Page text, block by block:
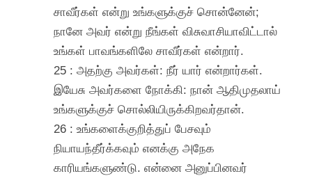
சாவீர்கள் என்று உங்களுக்குச் சொன்னேன்;
நானே அவர் என்று நீங்கள் விசுவாசியாவிட்டால்
உங்கள் பாவங்களிலே சாவீர்கள் என்றார்.
25 : அதற்கு அவர்கள்: நீர் யார் என்றார்கள்.
இயேசு அவர்களை நோக்கி: நான் ஆதிமுதலாய்
உங்களுக்குச் சொல்லியிருக்கிறவர்தான்.
26 : உங்களைக்குறித்துப் பேசவும்
நியாயந்தீர்க்கவும் எனக்கு அநேக
காரியங்களுண்டு. என்னை அனுப்பினவர்